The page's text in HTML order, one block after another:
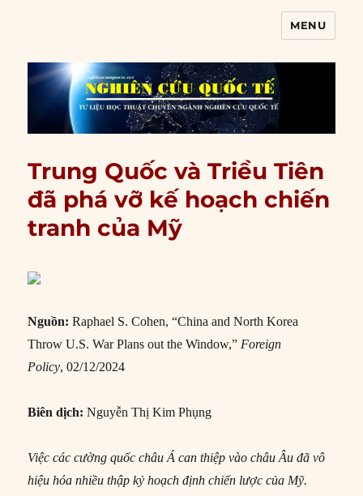
MENU
Trung Quốc và Triều Tiên
đã phá vỡ kế hoạch chiến
tranh của Mỹ
Nguồn:Raphael S. Cohen, “China and North Korea
Throw U.S. War Plans out the Window,”Foreign
Policy, 02/12/2024
Biên dịch:Nguyễn Thị Kim Phụng
Việc các cường quốc châu Á can thiệp vào châu Âu đã vô
hiệu hóa nhiều thập kỷ hoạch định chiến lược của Mỹ.